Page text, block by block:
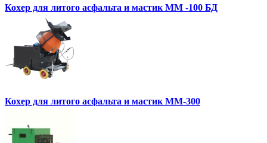
Кохер для литого асфальта и мастик MM -100 БД
Кохер для литого асфальта и мастик MM-300